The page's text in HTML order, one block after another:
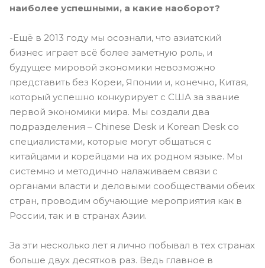
наиболее успешными, а какие наоборот?
-Ещё в 2013 году мы осознали, что азиатский
бизнес играет всё более заметную роль, и
будущее мировой экономики невозможно
представить без Кореи, Японии и, конечно, Китая,
который успешно конкурирует с США за звание
первой экономики мира. Мы создали два
подразделения – Chinese Desk и Korean Desk со
специалистами, которые могут общаться с
китайцами и корейцами на их родном языке. Мы
системно и методично налаживаем связи с
органами власти и деловыми сообществами обеих
стран, проводим обучающие мероприятия как в
России, так и в странах Азии.
За эти несколько лет я лично побывал в тех странах
больше двух десятков раз. Ведь главное в